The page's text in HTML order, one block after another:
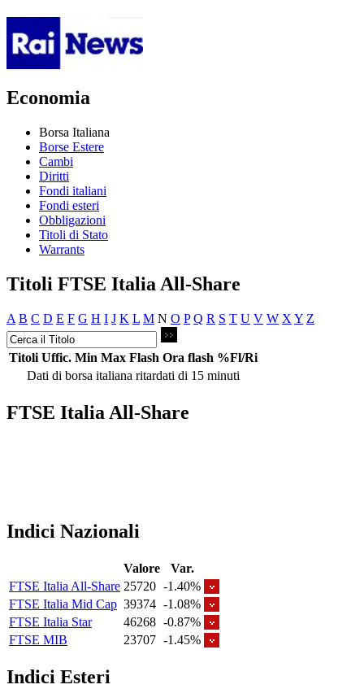
Economia
Borsa Italiana
Borse Estere
Cambi
Diritti
Fondi italiani
Fondi esteri
Obbligazioni
Titoli di Stato
Warrants
Titoli FTSE Italia All-Share
A B C D E F G H I J K L M N O P Q R S T U V W X Y Z
Titoli Uffic. Min Max Flash Ora flash %Fl/Ri
Dati di borsa italiana ritardati di 15 minuti
FTSE Italia All-Share
Indici Nazionali
Valore
Var.
FTSE Italia All-Share 25720 -1.40%
FTSE Italia Mid Cap 39374 -1.08%
FTSE Italia Star
46268 -0.87%
FTSE MIB
23707 -1.45%
Indici Esteri